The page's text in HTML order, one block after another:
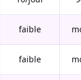
faible
faible